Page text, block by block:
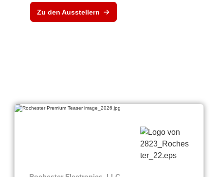
Zu den Ausstellern